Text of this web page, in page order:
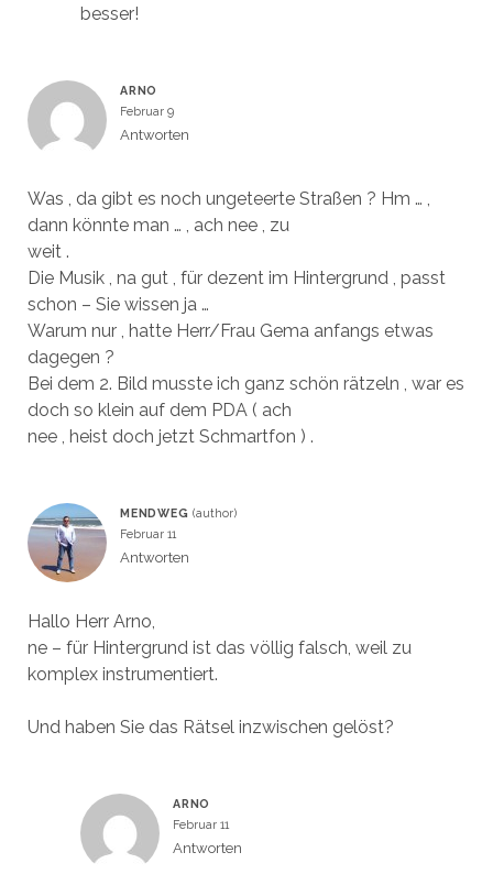
besser!
ARNO
Februar 9
Antworten
Was , da gibt es noch ungeteerte Straßen ? Hm … ,
dann könnte man … , ach nee , zu
weit .
Die Musik , na gut , für dezent im Hintergrund , passt
schon – Sie wissen ja …
Warum nur , hatte Herr/Frau Gema anfangs etwas
dagegen ?
Bei dem 2. Bild musste ich ganz schön rätzeln , war es
doch so klein auf dem PDA ( ach
nee , heist doch jetzt Schmartfon ) .
MENDWEG
Februar 11
Antworten
Hallo Herr Arno,
ne – für Hintergrund ist das völlig falsch, weil zu
komplex instrumentiert.
Und haben Sie das Rätsel inzwischen gelöst?
ARNO
Februar 11
Antworten